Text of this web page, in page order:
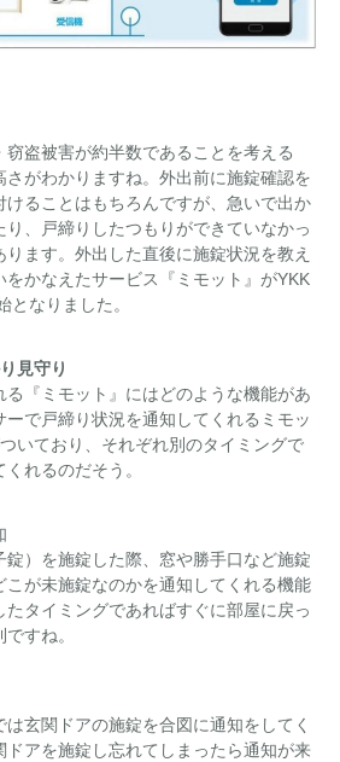
窃盗被害が約半数であることを考える
さがわかりますね。外出前に施錠確認を
ることはもちろんですが、急いで出か
、戸締りしたつもりができていなかっ
ます。外出した直後に施錠状況を教え
をかなえたサービス『ミモット』がYKK
となりました。
見守り
『ミモット』にはどのような機能があ
ーで戸締り状況を通知してくれるミモッ
いており、それぞれ別のタイミングで
れるのだそう。
）を施錠した際、窓や勝手口など施錠
こが未施錠なのかを通知してくれる機能
タイミングであればすぐに部屋に戻っ
すね。
玄関ドアの施錠を合図に通知をしてく
アを施錠し忘れてしまったら通知が来